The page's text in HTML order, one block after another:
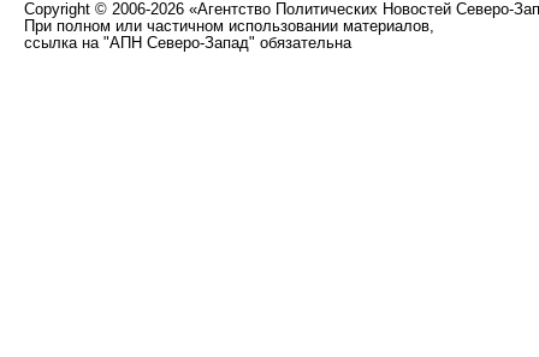
Copyright © 2006-2026 «Агентство Политических Новостей Северо-
При полном или частичном использовании материалов,
ссылка на "АПН Северо-Запад" обязательна